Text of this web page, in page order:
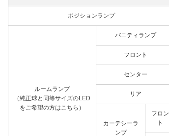
ポジションランプ
ルームランプ
（純正球と同等サイズのLED
をご希望の方はこちら）
バニティランプ
フロント
センター
リア
カーテシーラ
ンプ
フロン
ト